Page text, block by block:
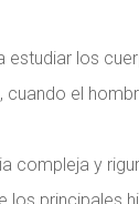
los
el
compleja y